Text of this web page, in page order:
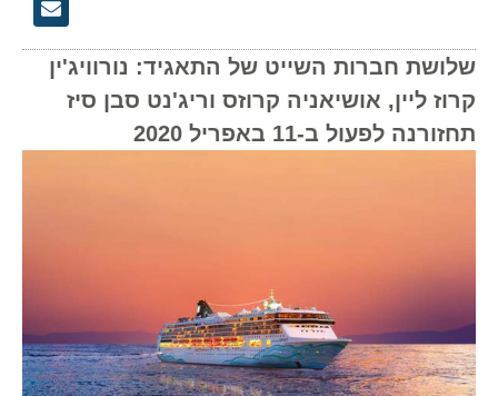
שלושת חברות השייט של התאגיד: נורוויג'ין
קרוז ליין, אושיאניה קרוזס וריג'נט סבן סיז
תחזורנה לפעול ב-11 באפריל 2020